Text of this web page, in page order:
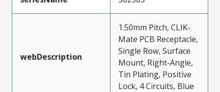
webDescription
1.50mm Pitch, CLIK-
Mate PCB Receptacle,
Single Row, Surface
Mount, Right-Angle,
Tin Plating, Positive
Lock, 4 Circuits, Blue